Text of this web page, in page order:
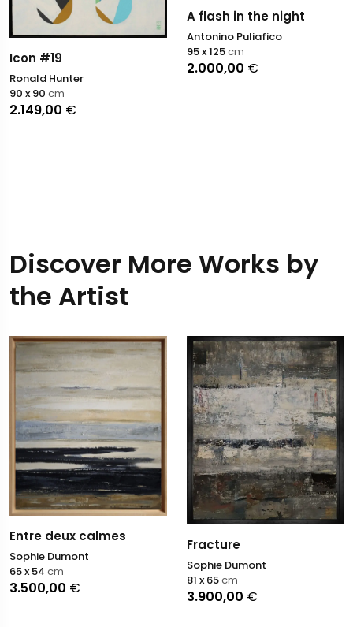
Icon #19
Ronald Hunter
2.149,00 €
90 x 90 cm
A flash in the night
Antonino Puliafico
2.000,00 €
95 x 125cm
Discover More Works by
the Artist
Entre deux calmes
Sophie Dumont
3.500,00 €
65 x 54 cm
Fracture
Sophie Dumont
3.900,00 €
81 x 65cm